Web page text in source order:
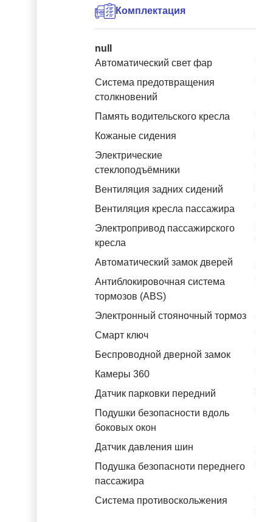
Комплектация
null
Автоматический свет фар
Система предотвращения
столкновений
Память водительского кресла
Кожаные сидения
Электрические
стеклоподъёмники
Вентиляция задних сидений
Вентиляция кресла пассажира
Электропривод пассажирского
кресла
Автоматический замок дверей
Антиблокировочная система
тормозов (ABS)
Электронный стояночный тормоз
Смарт ключ
Беспроводной дверной замок
Камеры 360
Датчик парковки передний
Подушки безопасности вдоль
боковых окон
Датчик давления шин
Подушка безопасноти переднего
пассажира
Система противоскольжения